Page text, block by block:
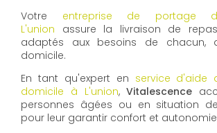
Votre entreprise de portage
L'union assure la livraison de
adaptés aux besoins de chacun,
domicile.
En tant qu'expert en service d'aide
domicile à L'union,Vitalescence
personnes âgées ou en situation
pour leur garantir confort et